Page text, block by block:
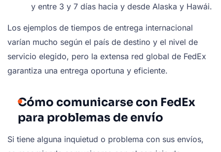
y entre 3 y 7 días hacia y desde Alaska y Hawái.
Los ejemplos de tiempos de entrega internacional
varían mucho según el país de destino y el nivel de
servicio elegido, pero la extensa red global de FedEx
garantiza una entrega oportuna y eficiente.
Cómo comunicarse con FedEx
para problemas de envío
Si tiene alguna inquietud o problema con sus envíos,